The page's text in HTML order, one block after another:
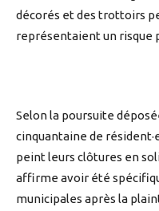
décorés et des trottoirs
représentaient un risque
Selon la poursuite
cinquantaine de
peint leurs clôtures en
affirme avoir été
municipales après la